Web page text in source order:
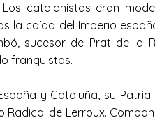
catalanistas eran
la caída del Imperio
sucesor de Prat de la
franquistas.
y Cataluña, su
de Lerroux.